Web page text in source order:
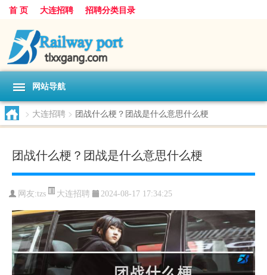
首 页 大连招聘 招聘分类目录
网站导航
> 大连招聘 > 团战什么梗？团战是什么意思什么梗
团战什么梗？团战是什么意思什么梗
网友:tzs 大连招聘 2024-08-17 17:34:25